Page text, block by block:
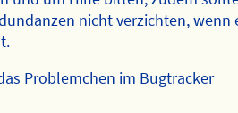
nicht verzichten, wenn
Problemchen im Bugtracker